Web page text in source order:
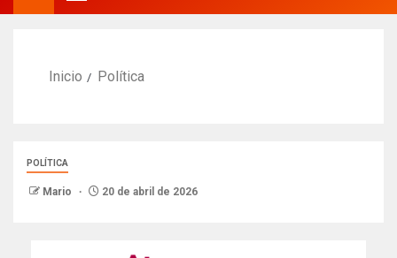
Inicio Política
POLÍTICA
Mario 20 de abril de 2026